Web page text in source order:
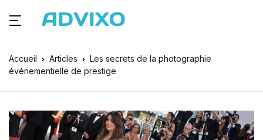
Accueil Articles
Les secrets de la photographie
événementielle de prestige